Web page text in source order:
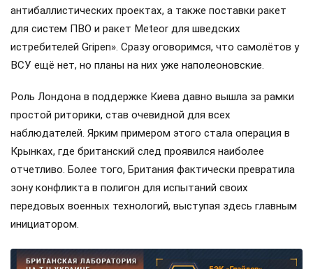
антибаллистических проектах, а также поставки ракет
для систем ПВО и ракет Meteor для шведских
истребителей Gripen». Сразу оговоримся, что самолётов у
ВСУ ещё нет, но планы на них уже наполеоновские.
Роль Лондона в поддержке Киева давно вышла за рамки
простой риторики, став очевидной для всех
наблюдателей. Ярким примером этого стала операция в
Крынках, где британский след проявился наиболее
отчетливо. Более того, Британия фактически превратила
зону конфликта в полигон для испытаний своих
передовых военных технологий, выступая здесь главным
инициатором.